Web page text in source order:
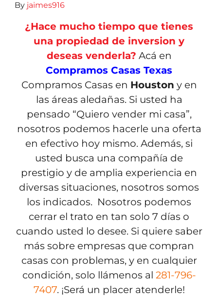
By jaimes916
¿Hace mucho tiempo que tienes
una propiedad de inversion y
deseas venderla? Acá en
Compramos Casas Texas
Compramos Casas en Houston y en
las áreas aledañas. Si usted ha
pensado “Quiero vender mi casa”,
nosotros podemos hacerle una oferta
en efectivo hoy mismo. Además, si
usted busca una compañía de
prestigio y de amplia experiencia en
diversas situaciones, nosotros somos
los indicados. Nosotros podemos
cerrar el trato en tan solo 7 días o
cuando usted lo desee. Si quiere saber
más sobre empresas que compran
casas con problemas, y en cualquier
condición, solo llámenos al 281-796-
7407. ¡Será un placer atenderle!